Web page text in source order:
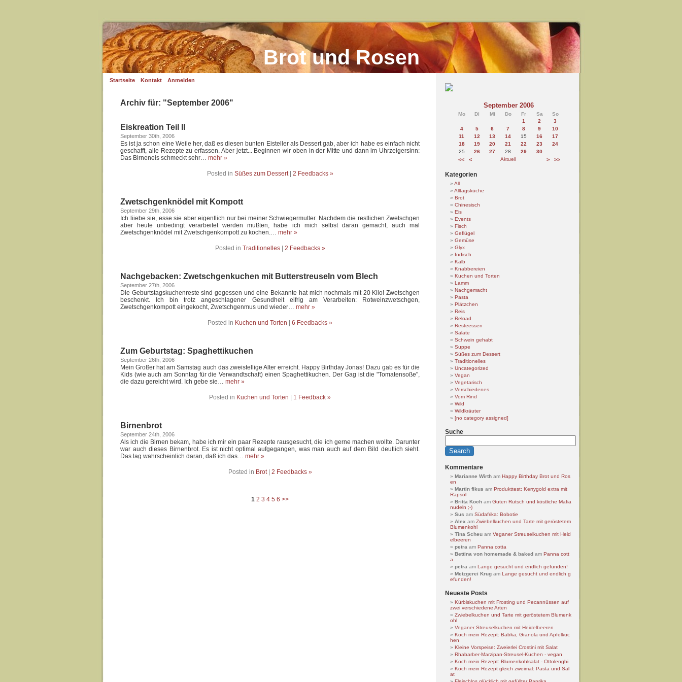
Brot und Rosen
Startseite Kontakt Anmelden
Archiv für: "September 2006"
Eiskreation Teil II
September 30th, 2006
Es ist ja schon eine Weile her, daß es diesen bunten Eisteller als Dessert gab, aber ich habe es einfach nicht
geschafft, alle Rezepte zu erfassen. Aber jetzt... Beginnen wir oben in der Mitte und dann im Uhrzeigersinn:
Das Birneneis schmeckt sehr… mehr »
Posted in Süßes zum Dessert| 2 Feedbacks »
Zwetschgenknödel mit Kompott
September 29th, 2006
Ich liiebe sie, esse sie aber eigentlich nur bei meiner Schwiegermutter. Nachdem die restlichen Zwetschgen
aber heute unbedingt verarbeitet werden mußten, habe ich mich selbst daran gemacht, auch mal
Zwetschgenknödel mit Zwetschgenkompott zu kochen.… mehr »
Posted in Traditionelles| 2 Feedbacks »
Nachgebacken: Zwetschgenkuchen mit Butterstreuseln vom Blech
September 27th, 2006
Die Geburtstagskuchenreste sind gegessen und eine Bekannte hat mich nochmals mit 20 Kilo! Zwetschgen
beschenkt. Ich bin trotz angeschlagener Gesundheit eifrig am Verarbeiten: Rotweinzwetschgen,
Zwetschgenkompott eingekocht, Zwetschgenmus und wieder… mehr »
Posted in Kuchen und Torten 6 Feedbacks »
Zum Geburtstag: Spaghettikuchen
September 26th, 2006
Mein Großer hat am Samstag auch das zweistellige Alter erreicht. Happy Birthday Jonas! Dazu gab es für die
Kids (wie auch am Sonntag für die Verwandtschaft) einen Spaghettikuchen. Der Gag ist die "Tomatensoße",
die dazu gereicht wird. Ich gebe sie… mehr »
Posted in Kuchen und Torten 1 Feedback »
Birnenbrot
September 24th, 2006
Als ich die Birnen bekam, habe ich mir ein paar Rezepte rausgesucht, die ich gerne machen wollte. Darunter
war auch dieses Birnenbrot. Es ist nicht optimal aufgegangen, was man auch auf dem Bild deutlich sieht.
Das lag wahrscheinlich daran, daß ich das… mehr »
Posted in Brot| 2 Feedbacks »
1 2 3 4 5 6 >>
September 2006
Mo Di Mi Do Fr Sa
So
1
2
3
4
5 6 7 8 9
10
11
12 13 14 15 16
17
18
19 20 21 22 23
24
25
26 27 28 29 30
<< < Aktuell > >>
Kategorien
All
Alltagsküche
Brot
Chinesisch
Eis
Events
Fisch
Geflügel
Gemüse
Glyx
Indisch
Kalb
Knabbereien
Kuchen und Torten
Lamm
Nachgemacht
Pasta
Plätzchen
Reis
Reload
Resteessen
Salate
Schwein gehabt
Suppe
Süßes zum Dessert
Traditionelles
Uncategorized
Vegan
Vegetarisch
Verschiedenes
Vom Rind
Wild
Wildkräuter
[no category assigned]
Suche
Kommentare
Marianne Wirth am Happy Birthday Brot und Ros
en
Martin fikus am Produkttest: Kerrygold extra mit
Rapsöl
Britta Koch am Guten Rutsch und köstliche Mafia
nudeln ;-)
Sus am Südafrika: Bobotie
Alex am Zwiebelkuchen und Tarte mit geröstetem
Blumenkohl
Tina Scheu am Veganer Streuselkuchen mit Heid
elbeeren
petra am Panna cotta
Bettina von homemade & baked am Panna cott
a
petra am Lange gesucht und endlich gefunden!
Metzgerei Krug am Lange gesucht und endlich g
efunden!
Neueste Posts
Kürbiskuchen mit Frosting und Pecannüssen auf
zwei verschiedene Arten
Zwiebelkuchen und Tarte mit geröstetem Blumenk
ohl
Veganer Streuselkuchen mit Heidelbeeren
Koch mein Rezept: Babka, Granola und Apfelkuc
hen
Kleine Vorspeise: Zweierlei Crostini mit Salat
Rhabarber-Marzipan-Streusel-Kuchen - vegan
Koch mein Rezept: Blumenkohlsalat - Ottolenghi
Koch mein Rezept gleich zweimal: Pasta und Sal
at